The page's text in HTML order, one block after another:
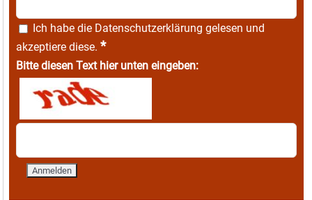
Ich habe die Datenschutzerklärung gelesen und
akzeptiere diese. *
Bitte diesen Text hier unten eingeben: